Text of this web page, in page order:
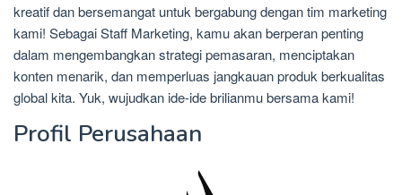
kreatif dan bersemangat untuk bergabung dengan tim marketing
kami! Sebagai Staff Marketing, kamu akan berperan penting
dalam mengembangkan strategi pemasaran, menciptakan
konten menarik, dan memperluas jangkauan produk berkualitas
global kita. Yuk, wujudkan ide-ide brilianmu bersama kami!
Profil Perusahaan